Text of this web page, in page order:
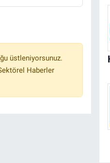
üstleniyorsunuz.
Haberler